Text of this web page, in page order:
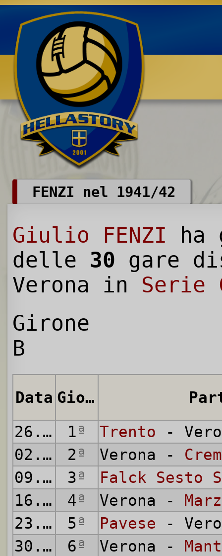
Benvenuti su HELLASTORY.net
FENZI nel 1941/42
Giulio FENZI ha
delle 30 gare
Verona in Serie
Girone
B
Data Giornata
26.10.1941
1ª Trento -
02.11.1941
2ª Verona -
09.11.1941
3ª
Falck Sesto
16.11.1941
4ª Verona -
23.11.1941
5ª Pavese -
30.11.1941
6ª Verona -